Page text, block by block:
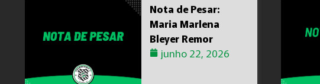
Nota de Pesar:
Maria Marlena
Bleyer Remor
junho 22, 2026